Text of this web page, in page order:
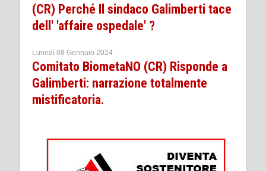
(CR) Perché Il sindaco Galimberti tace
dell' 'affaire ospedale' ?
Lunedì 08 Gennaio 2024
Comitato BiometaNO (CR) Risponde a
Galimberti: narrazione totalmente
mistificatoria.